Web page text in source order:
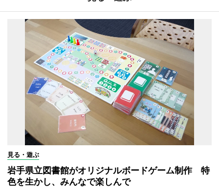
見る・遊ぶ
岩手県立図書館がオリジナルボードゲーム制作 特
色を生かし、みんなで楽しんで